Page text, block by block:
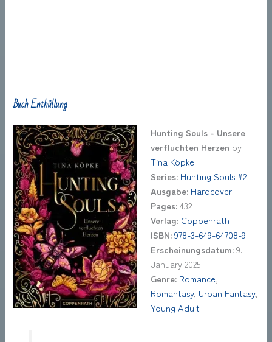
Buch Enthüllung
Hunting Souls - Unsere
verfluchten Herzen by
Tina Köpke
Series: Hunting Souls #2
Ausgabe: Hardcover
Pages:432
Verlag: Coppenrath
ISBN: 978-3-649-64708-9
Erscheinungsdatum: 9.
January 2025
Genre: Romance,
Romantasy, Urban Fantasy,
Young Adult